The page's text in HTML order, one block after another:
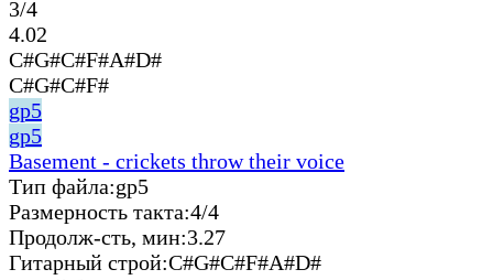
3/4
4.02
C#G#C#F#A#D#
C#G#C#F#
gp5
gp5
Basement - crickets throw their voice
Тип файла:gp5
Размерность такта:4/4
Продолж-сть, мин:3.27
Гитарный строй:C#G#C#F#A#D#